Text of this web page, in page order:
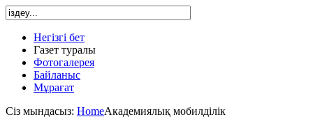
Негізгі бет
Газет туралы
Фотогалерея
Байланыс
Мұрағат
Сіз мындасыз: HomeАкадемиялық мобилділік